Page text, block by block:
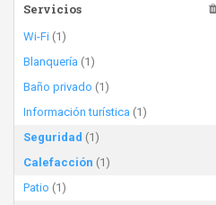
Servicios
Wi-Fi (1)
Blanquería (1)
Baño privado (1)
Información turística (1)
Seguridad (1)
Calefacción (1)
Patio (1)